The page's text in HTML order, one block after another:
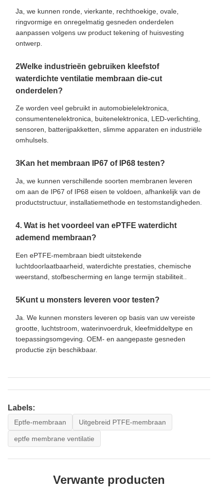
Ja, we kunnen ronde, vierkante, rechthoekige, ovale,
ringvormige en onregelmatig gesneden onderdelen
aanpassen volgens uw product tekening of huisvesting
ontwerp.
2Welke industrieën gebruiken kleefstof
waterdichte ventilatie membraan die-cut
onderdelen?
Ze worden veel gebruikt in automobielelektronica,
consumentenelektronica, buitenelektronica, LED-verlichting,
sensoren, batterijpakketten, slimme apparaten en industriële
omhulsels.
3Kan het membraan IP67 of IP68 testen?
Ja, we kunnen verschillende soorten membranen leveren
om aan de IP67 of IP68 eisen te voldoen, afhankelijk van de
productstructuur, installatiemethode en testomstandigheden.
4. Wat is het voordeel van ePTFE waterdicht
ademend membraan?
Een ePTFE-membraan biedt uitstekende
luchtdoorlaatbaarheid, waterdichte prestaties, chemische
weerstand, stofbescherming en lange termijn stabiliteit..
5Kunt u monsters leveren voor testen?
Ja. We kunnen monsters leveren op basis van uw vereiste
grootte, luchtstroom, waterinvoerdruk, kleefmiddeltype en
toepassingsomgeving. OEM- en aangepaste gesneden
productie zijn beschikbaar.
Labels:
Eptfe-membraan Uitgebreid PTFE-membraan
eptfe membrane ventilatie
Verwante producten